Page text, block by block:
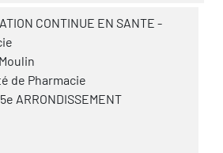
CONTINUE EN SANTE -
de Pharmacie
ARRONDISSEMENT